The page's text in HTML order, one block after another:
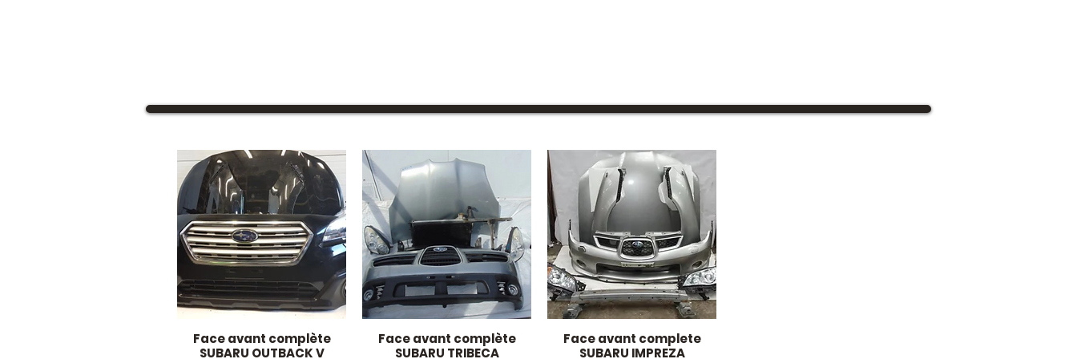
Aperçu rapide
Face avant complète
SUBARU OUTBACK V
Aperçu rapide
Face avant complète
SUBARU TRIBECA
Aperçu rapide
Face avant complete
SUBARU IMPREZA